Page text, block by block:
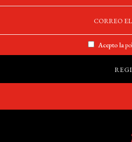
Acepto la